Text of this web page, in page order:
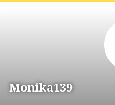
Monika139